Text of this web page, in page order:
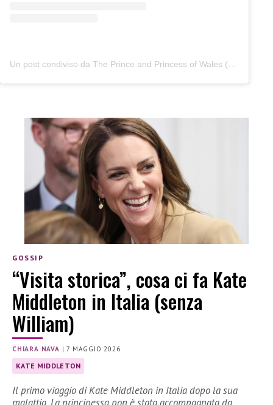
GOSSIP
“Visita storica”, cosa ci fa Kate
Middleton in Italia (senza
William)
CHIARA NAVA |7 MAGGIO 2026
KATE MIDDLETON
Il primo viaggio di Kate Middleton in Italia dopo la sua